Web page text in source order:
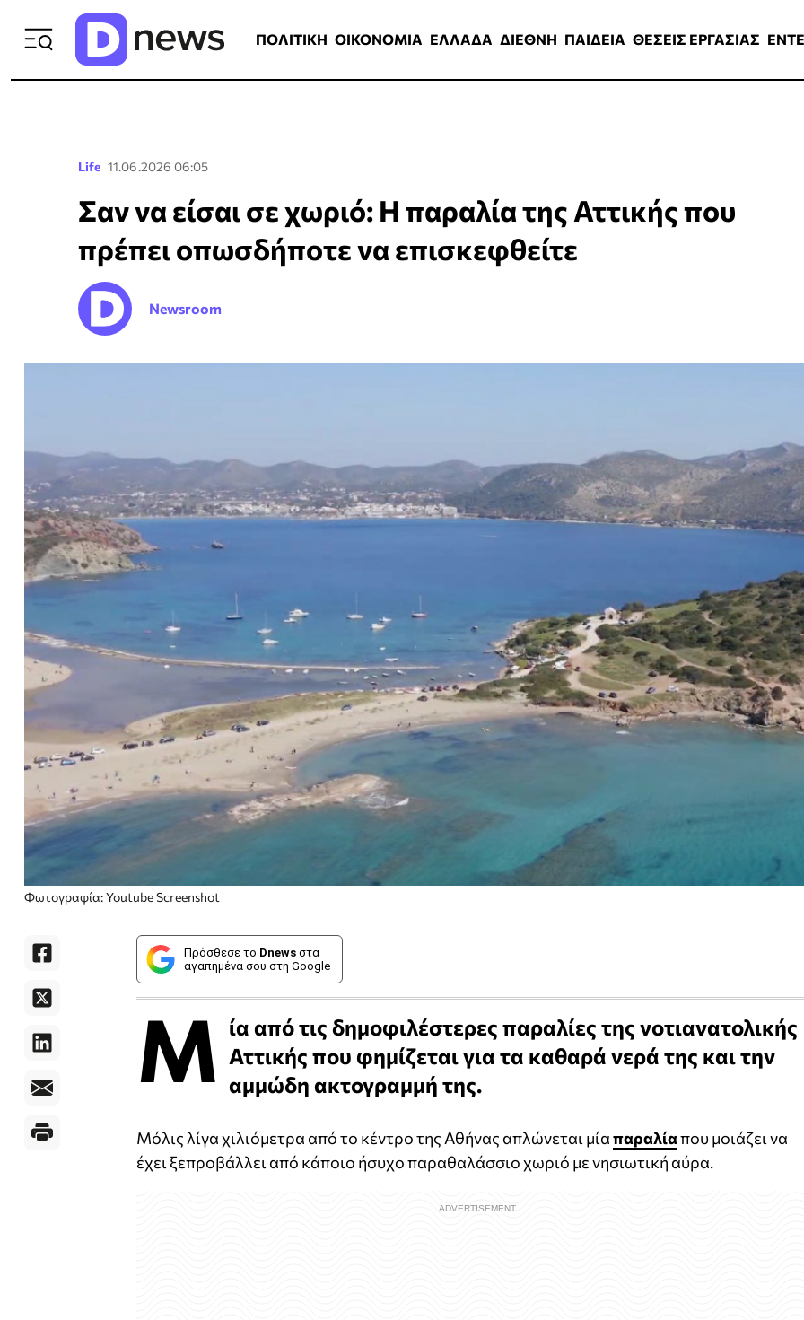
ΠΟΛΙΤΙΚΗ ΟΙΚΟΝΟΜΙΑ ΕΛΛΑΔΑ ΔΙΕΘΝΗ ΠΑΙΔΕΙΑ ΘΕΣΕΙΣ ΕΡΓΑΣΙΑΣ
Life 11.06.2026 06:05
Σαν να είσαι σε χωριό: Η παραλία της Αττικής που
πρέπει οπωσδήποτε να επισκεφθείτε
Newsroom
Φωτογραφία: Youtube Screenshot
Πρόσθεσε το Dnews στα
αγαπημένα σου στη Google
Μ ία από τις δημοφιλέστερες παραλίες της νοτιανατολικής
Αττικής που φημίζεται για τα καθαρά νερά της και την
αμμώδη ακτογραμμή της.
Μόλις λίγα χιλιόμετρα από το κέντρο της Αθήνας απλώνεται μίαπαραλίαπου μοιάζει να
έχει ξεπροβάλλει από κάποιο ήσυχο παραθαλάσσιο χωριό με νησιωτική αύρα.